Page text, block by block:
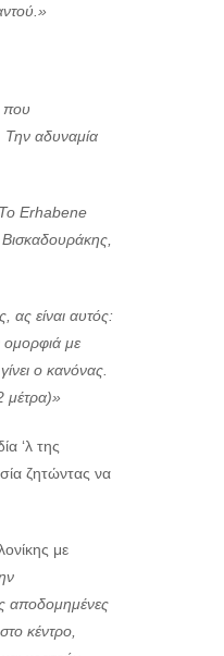
που
Την αδυναμία
Το Erhabene
ας είναι αυτός:
ομορφιά με
ο κανόνας.
μέτρα)»
‘λ της
ζητώντας να
με
αποδομημένες
κέντρο,